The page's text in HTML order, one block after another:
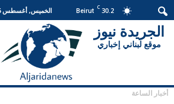
30.2
C
Beirut الخميس, أغسطس 6, 2026
الجريدة
نيوز
الجريدة نيوز
موقع لبناني إخباري
أخبار الساعة